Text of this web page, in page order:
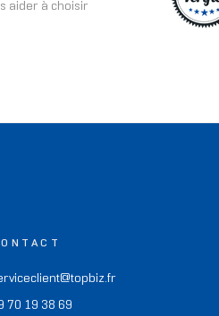
aider à choisir
70 19 38 69